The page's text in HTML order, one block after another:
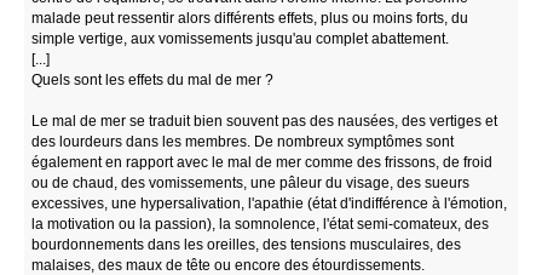
malade peut ressentir alors différents effets, plus ou moins forts, du
simple vertige, aux vomissements jusqu'au complet abattement.
[...]
Quels sont les effets du mal de mer ?
Le mal de mer se traduit bien souvent pas des nausées, des vertiges et
des lourdeurs dans les membres. De nombreux symptômes sont
également en rapport avec le mal de mer comme des frissons, de froid
ou de chaud, des vomissements, une pâleur du visage, des sueurs
excessives, une hypersalivation, l'apathie (état d'indifférence à l'émotion,
la motivation ou la passion), la somnolence, l'état semi-comateux, des
bourdonnements dans les oreilles, des tensions musculaires, des
malaises, des maux de tête ou encore des étourdissements.